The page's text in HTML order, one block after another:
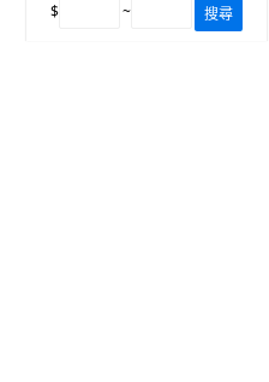
$ ~ 搜尋